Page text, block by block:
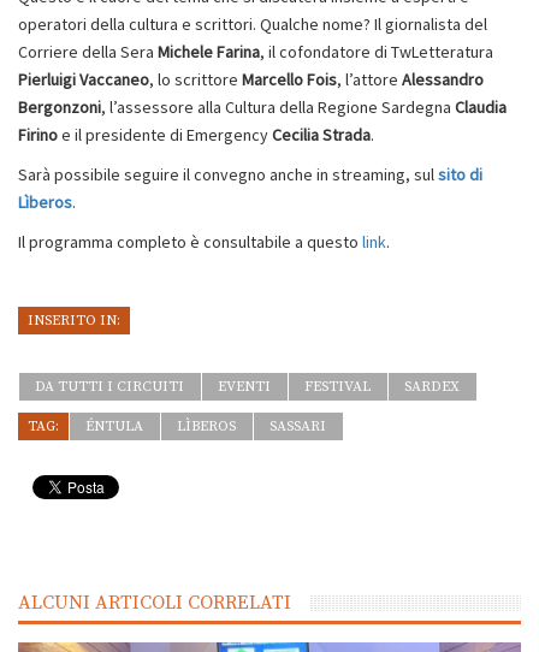
operatori della cultura e scrittori. Qualche nome? Il giornalista del
Corriere della Sera Michele Farina, il cofondatore di TwLetteratura
Pierluigi Vaccaneo, lo scrittore Marcello Fois, l’attore Alessandro
Bergonzoni, l’assessore alla Cultura della Regione Sardegna Claudia
Firinoe il presidente di EmergencyCecilia Strada.
Sarà possibile seguire il convegno anche in streaming, sulsito di
Lìberos.
Il programma completo è consultabile a questo link.
INSERITO IN:
DA TUTTI I CIRCUITI EVENTI FESTIVAL SARDEX
TAG: ÉNTULA LÌBEROS SASSARI
ALCUNI ARTICOLI CORRELATI